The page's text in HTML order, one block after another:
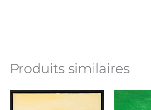
Produits similaires